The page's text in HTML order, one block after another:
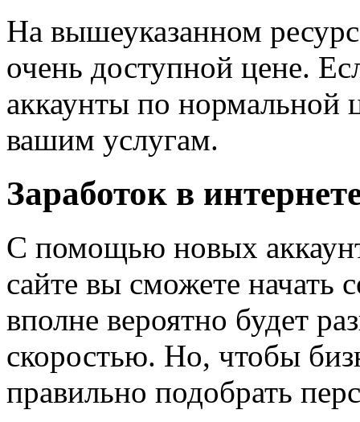
На вышеуказанном
очень доступной цене.
аккаунты по нормальной
вашим услугам.
Заработок в
С помощью новых
сайте вы сможете начать
вполне вероятно будет
скоростью. Но, чтобы
правильно подобрать